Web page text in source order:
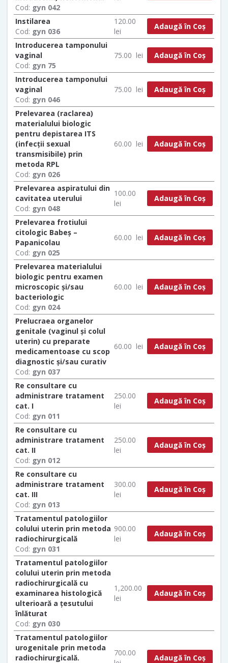
Cod: gyn 042
Instilarea
Cod: gyn 036
120.00
lei
Adaugă în Coș
Introducerea tamponului
vaginal
Cod: gyn 75
75.00 lei Adaugă în Coș
Introducerea tamponului
vaginal
Cod: gyn 046
75.00 lei Adaugă în Coș
Prelevarea (raclarea)
materialului biologic
pentru depistarea ITS
(infecții sexual
transmisibile) prin
metoda RPL
Cod: gyn 026
60.00 lei Adaugă în Coș
Prelevarea aspiratului din
cavitatea uterului
Cod: gyn 048
100.00
lei
Adaugă în Coș
Prelevarea frotiului
citologic Babeș –
Papanicolau
Cod: gyn 025
60.00 lei Adaugă în Coș
Prelevarea materialului
biologic pentru examen
microscopic și/sau
bacteriologic
Cod: gyn 024
60.00 lei Adaugă în Coș
Prelucraea organelor
genitale (vaginul și colul
uterin) cu preparate
medicamentoase cu scop
diagnostic și/sau curativ
Cod: gyn 037
60.00 lei Adaugă în Coș
Re consultare cu
administrare tratament
cat. I
Cod: gyn 011
250.00
lei
Adaugă în Coș
Re consultare cu
administrare tratament
cat. II
Cod: gyn 012
250.00
lei
Adaugă în Coș
Re consultare cu
administrare tratament
cat. III
Cod: gyn 013
300.00
lei
Adaugă în Coș
Tratamentul patologiilor
colului uterin prin metoda
radiochirurgicală
Cod: gyn 031
900.00
lei
Adaugă în Coș
Tratamentul patologiilor
colului uterin prin metoda
radiochirurgicală cu
examinarea histologică
ulterioară a țesutului
înlăturat
Cod: gyn 030
1,200.00
lei
Adaugă în Coș
Tratamentul patologiilor
urogenitale prin metoda
radiochirurgicală.
700.00
Adaugă în Coș